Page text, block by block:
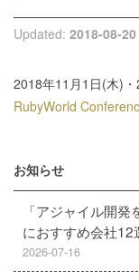
Updated: 2018-08-20
2018年11月1日(木)
RubyWorld
お知らせ
「アジャイル開
におすすめ会社12
2026-07-16